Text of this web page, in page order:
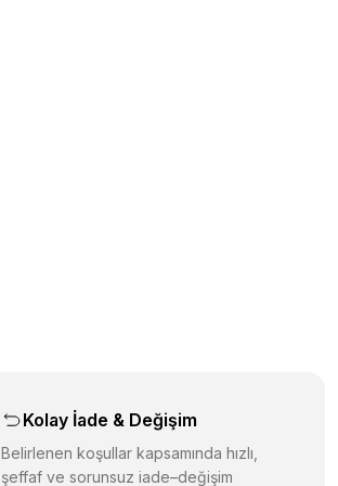
Kolay İade & Değişim
Belirlenen koşullar kapsamında hızlı,
şeffaf ve sorunsuz iade–değişim